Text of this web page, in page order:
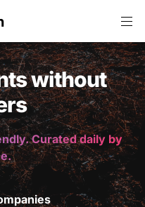
without
Curated daily by